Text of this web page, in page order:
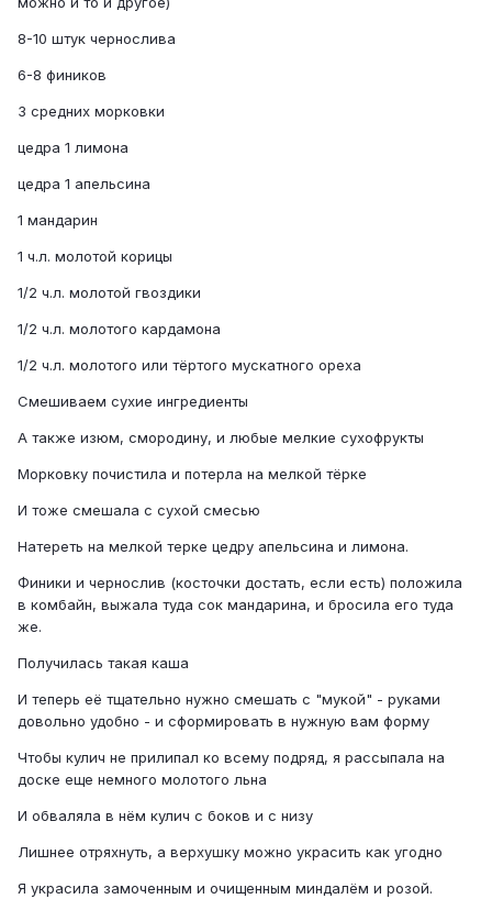
8-10 штук чернослива
6-8 фиников
3 средних морковки
цедра 1 лимона
цедра 1 апельсина
1 мандарин
1 ч.л. молотой корицы
1/2 ч.л. молотой гвоздики
1/2 ч.л. молотого кардамона
1/2 ч.л. молотого или тёртого мускатного ореха
Смешиваем сухие ингредиенты
А также изюм, смородину, и любые мелкие сухофрукты
Морковку почистила и потерла на мелкой тёрке
И тоже смешала с сухой смесью
Натереть на мелкой терке цедру апельсина и лимона.
Финики и чернослив (косточки достать, если есть) положила
в комбайн, выжала туда сок мандарина, и бросила его туда
же.
Получилась такая каша
И теперь её тщательно нужно смешать с "мукой" - руками
довольно удобно - и сформировать в нужную вам форму
Чтобы кулич не прилипал ко всему подряд, я рассыпала на
доске еще немного молотого льна
И обваляла в нём кулич с боков и с низу
Лишнее отряхнуть, а верхушку можно украсить как угодно
Я украсила замоченным и очищенным миндалём и розой.